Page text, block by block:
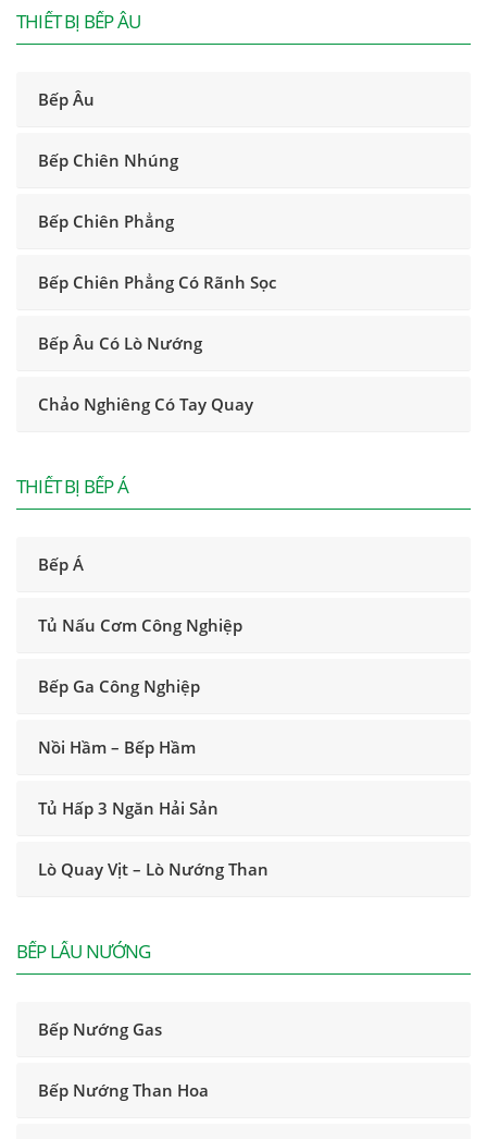
THIẾT BỊ BẾP ÂU
Bếp Âu
Bếp Chiên Nhúng
Bếp Chiên Phẳng
Bếp Chiên Phẳng Có Rãnh Sọc
Bếp Âu Có Lò Nướng
Chảo Nghiêng Có Tay Quay
THIẾT BỊ BẾP Á
Bếp Á
Tủ Nấu Cơm Công Nghiệp
Bếp Ga Công Nghiệp
Nồi Hầm – Bếp Hầm
Tủ Hấp 3 Ngăn Hải Sản
Lò Quay Vịt – Lò Nướng Than
BẾP LẨU NƯỚNG
Bếp Nướng Gas
Bếp Nướng Than Hoa